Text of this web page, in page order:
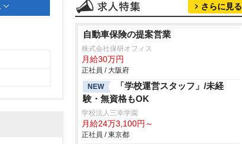
さらに見る
自動車保険の提案営業
株式会社保研オフィス
月給30万円
正社員 / 大阪府
NEW
「学校運営スタッフ」/未経
験・無資格もOK
学校法人三幸学園
月給24万3,100円～
正社員 / 東京都